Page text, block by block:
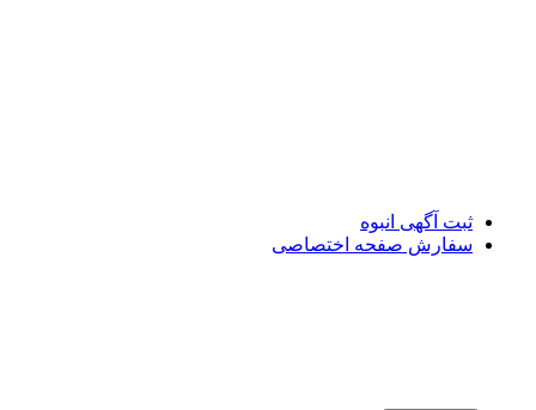
ثبت آگهی انبوه
سفارش صفحه اختصاصی